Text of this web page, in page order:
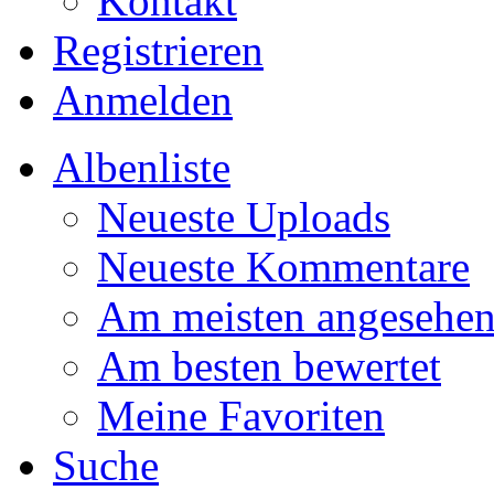
Registrieren
Anmelden
Albenliste
Neueste Uploads
Neueste Kommentare
Am meisten
Am besten bewertet
Meine Favoriten
Suche